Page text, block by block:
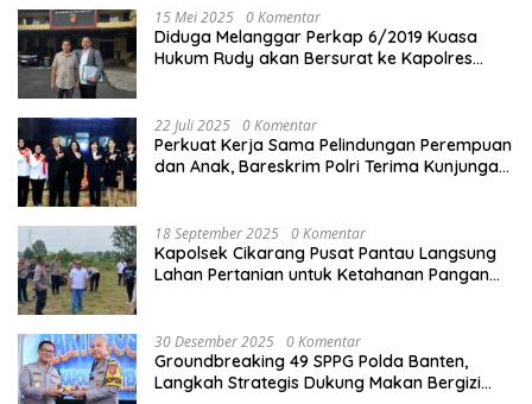
15 Mei 2025 0 Komentar
Diduga Melanggar Perkap 6/2019 Kuasa
Hukum Rudy akan Bersurat ke Kapolres
22 Juli 2025 0 Komentar
Perkuat Kerja Sama Pelindungan Perempuan
dan Anak, Bareskrim Polri Terima Kunjungan
18 September 2025 0 Komentar
Kapolsek Cikarang Pusat Pantau Langsung
Lahan Pertanian untuk Ketahanan Pangan
30 Desember 2025 0 Komentar
Groundbreaking 49 SPPG Polda Banten,
Langkah Strategis Dukung Makan Bergizi